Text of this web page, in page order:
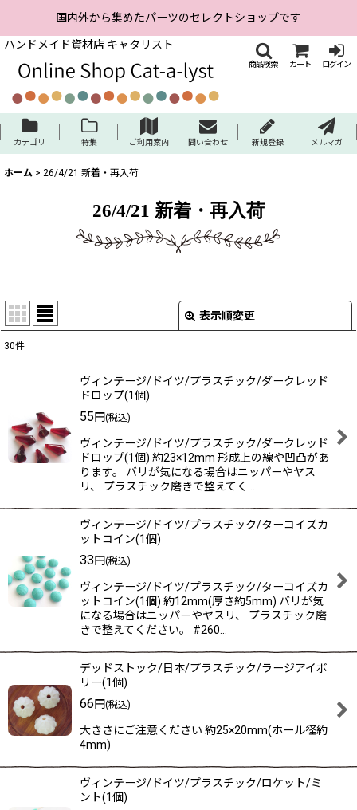
国内外から集めたパーツのセレクトショップです
ハンドメイド資材店 キャタリスト
商品検索 カート ログイン
カテゴリ 特集 ご利用案内 問い合わせ 新規登録 メルマガ
ホーム > 26/4/21 新着・再入荷
26/4/21 新着・再入荷
表示順変更
並び順:
絞り込む
30件
ヴィンテージ/ドイツ/プラスチック/ダークレッド
ドロップ(1個)
55円(税込)
ヴィンテージ/ドイツ/プラスチック/ダークレッド
ドロップ(1個) 約23×12mm 形成上の線や凹凸があ
ります。 バリが気になる場合はニッパーやヤス
リ、 プラスチック磨きで整えてく…
ヴィンテージ/ドイツ/プラスチック/ターコイズカ
ットコイン(1個)
33円(税込)
ヴィンテージ/ドイツ/プラスチック/ターコイズカ
ットコイン(1個) 約12mm(厚さ約5mm) バリが気
になる場合はニッパーやヤスリ、 プラスチック磨
きで整えてください。 #260…
デッドストック/日本/プラスチック/ラージアイボ
リー(1個)
66円(税込)
大きさにご注意ください 約25×20mm(ホール径約
4mm)
ヴィンテージ/ドイツ/プラスチック/ロケット/ミ
ント(1個)